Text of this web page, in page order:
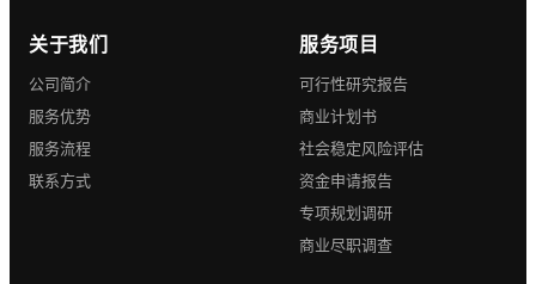
关于我们
公司简介
服务优势
服务流程
联系方式
服务项目
可行性研究报告
商业计划书
社会稳定风险评估
资金申请报告
专项规划调研
商业尽职调查